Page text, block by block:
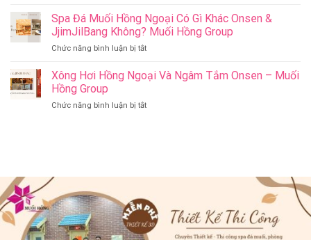
&
Jjim
Bang
Muối
Bang
Đà
Muối
Group
Nên
Thay
Đổi
Spa
Liệu
Onsen
Muối
Group
Spa Đá Muối Hồng Ngoại Có Gì Khác Onsen &
JjimJilBang Không? Muối Hồng Group
Chức năng bình luận bị tắtở
Đá
Muối
Ngoại
JjimJilBang
Muối
Hồng
Group
Xông Hơi Hồng Ngoại Và Ngâm Tắm Onsen – Muối
Hồng Group
Chức năng bình luận bị tắtở
Ngâm
Onsen
–
Muối
Hồng